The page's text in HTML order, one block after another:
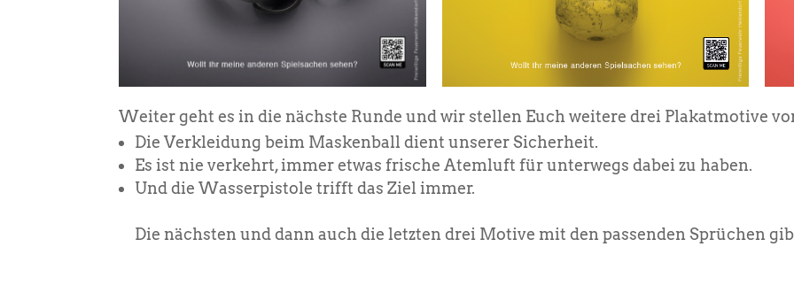
Weiter geht es in die nächste Runde und wir stellen Euch weitere drei Plakatmotive
Die Verkleidung beim Maskenball dient unserer Sicherheit.
Es ist nie verkehrt, immer etwas frische Atemluft für unterwegs dabei zu haben.
Und die Wasserpistole trifft das Ziel immer.
Die nächsten und dann auch die letzten drei Motive mit den passenden Sprüchen